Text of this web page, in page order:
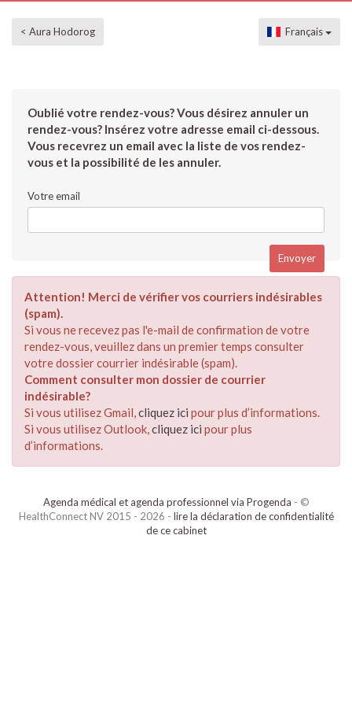
< Aura Hodorog Français
Oublié votre rendez-vous? Vous désirez annuler un
rendez-vous? Insérez votre adresse email ci-dessous.
Vous recevrez un email avec la liste de vos rendez-
vous et la possibilité de les annuler.
Votre email
Attention! Merci de vérifier vos courriers indésirables
(spam).
Si vous ne recevez pas l'e-mail de confirmation de votre
rendez-vous, veuillez dans un premier temps consulter
votre dossier courrier indésirable (spam).
Comment consulter mon dossier de courrier
indésirable?
Si vous utilisez Gmail,cliquez ici pour plus d’informations.
Si vous utilisez Outlook,cliquez ici pour plus
d’informations.
Agenda médical et agenda professionnel via Progenda - ©
HealthConnect NV 2015 - 2026 - lire la déclaration de confidentialité
de ce cabinet